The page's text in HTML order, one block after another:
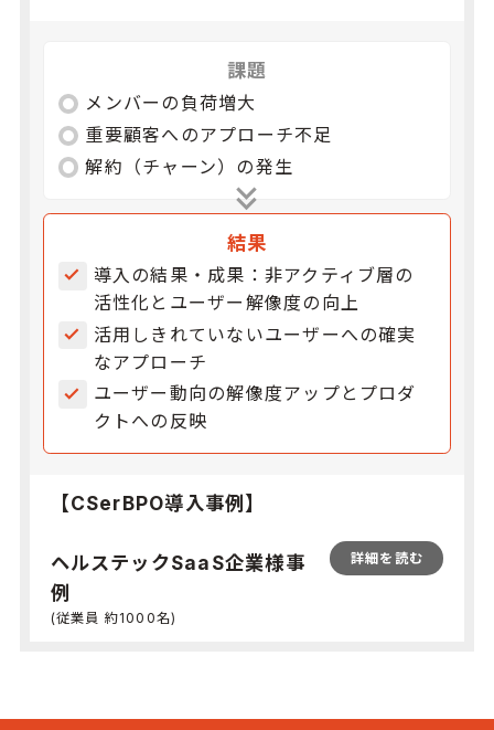
課題
メンバーの負荷増大
重要顧客へのアプローチ不足
解約（チャーン）の発生
結果
導入の結果・成果：非アクティブ層の
活性化とユーザー解像度の向上
活用しきれていないユーザーへの確実
なアプローチ
ユーザー動向の解像度アップとプロダ
クトへの反映
【CSerBPO導入事例】
ヘルステックSaaS企業様事
例
(従業員 約1000名)
詳細を読む